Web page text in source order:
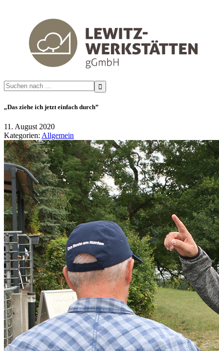
Search
for:
„Das ziehe ich jetzt einfach durch”
11. August 2020
Kategorien: Allgemein